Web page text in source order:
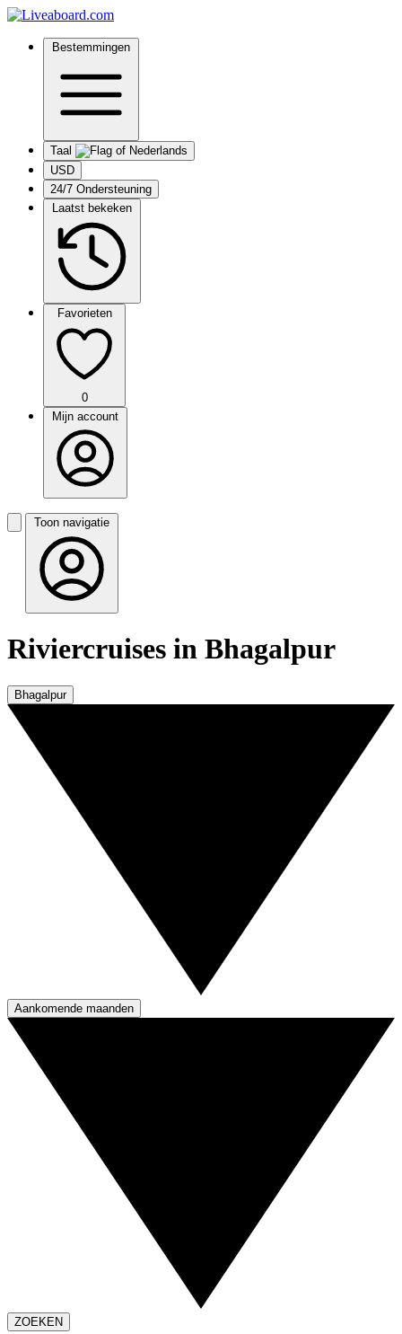
Bestemmingen
Taal
USD
24/7 Ondersteuning
Laatst bekeken
Favorieten
0
Mijn account
Toon navigatie
Riviercruises in Bhagalpur
Bhagalpur
Aankomende maanden
ZOEKEN